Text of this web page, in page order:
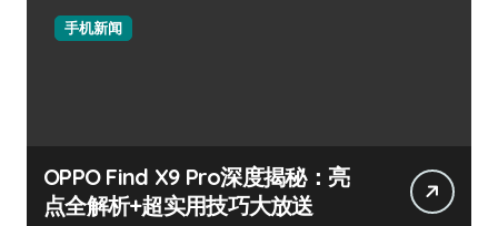
手机新闻
OPPO Find X9 Pro深度揭秘：亮
点全解析+超实用技巧大放送